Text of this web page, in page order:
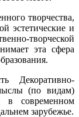
творчества,
эстетические и
творческой
эта сфера
Декоративно-
(по видам)
в современном
зарубежье.